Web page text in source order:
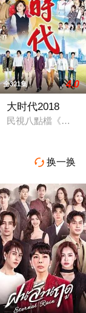
率闻名的偏远小镇
全321集 4.0
大时代2018
民視八點檔《幸福
 换一换